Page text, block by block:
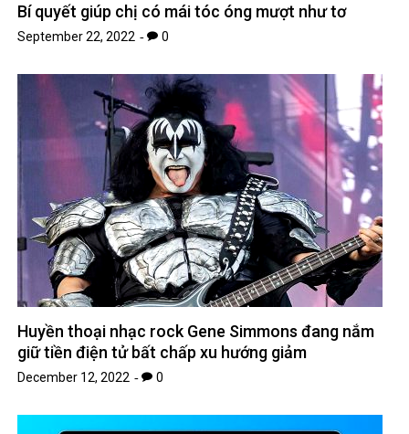
Bí quyết giúp chị có mái tóc óng mượt như tơ
September 22, 2022 0
Huyền thoại nhạc rock Gene Simmons đang nắm
giữ tiền điện tử bất chấp xu hướng giảm
December 12, 2022 0